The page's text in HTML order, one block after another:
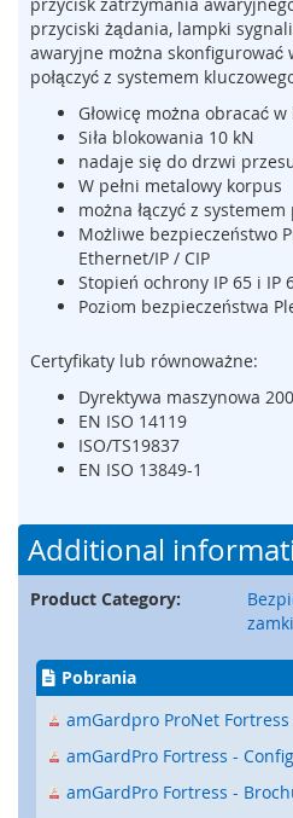
a
c
i
w
,
m
d
e
r
z
i
)
z
u
przyciski żądania, lampki
awaryjne można skonfigurować
połączyć z systemem
Głowicę można obracać w
Siła blokowania 10 kN
nadaje się do drzwi
W pełni metalowy korpus
można łączyć z
Możliwe bezpieczeństwo
Ethernet/IP / CIP
Stopień ochrony IP 65 i IP
Poziom bezpieczeństwa
Certyfikaty lub równoważne:
Dyrektywa maszynowa
EN ISO 14119
ISO/TS19837
EN ISO 13849-1
Additional
Product Category:
Pobrania
amGardpro ProNet
amGardPro Fortress -
amGardPro Fortress -